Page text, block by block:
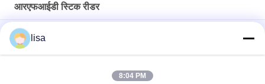
आरएफआईडी स्टिक रीडर
पशु इलेक्ट्रॉनिक कान टैग के लिए हैंडहेल्ड पोर्टेबल आरएफआईडी स्टिक रीडर
ओएलईडी डिस्प्ले डेटा स्टोरेज के साथ पेशेवर पशुधन आरएफआईडी टैग रीडर पीटी
lisa
8:04 PM